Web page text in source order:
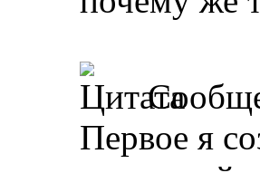
Первое я